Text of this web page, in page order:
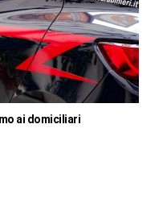
ai domiciliari